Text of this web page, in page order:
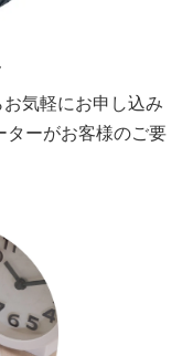
お気軽にお申し込み
ターがお客様のご要